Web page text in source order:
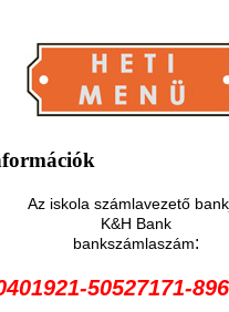
Az iskola számlavezető
K&H Bank
bankszámlaszám:
50527171-